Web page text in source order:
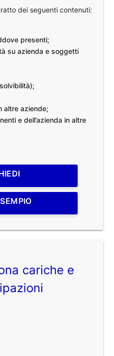
dei seguenti contenuti:
presenti;
su azienda e soggetti
altre aziende;
e dell’azienda in altre
cariche e